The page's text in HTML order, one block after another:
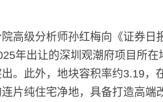
级分析师孙红梅向《证券日
年出让的深圳观潮府项目所
。此外，地块容积率约3.19，
片纯住宅净地，具备打造高端